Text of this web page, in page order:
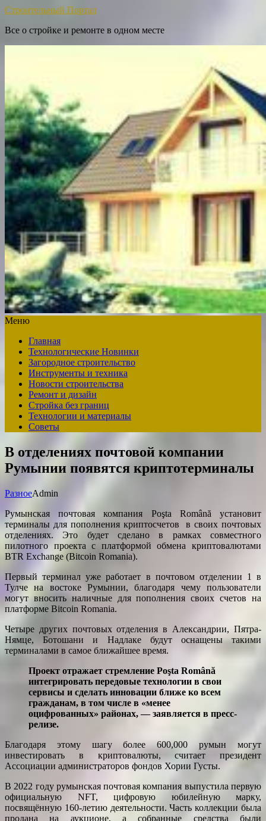
Строительный Портал
Все о стройке и ремонте в одном месте
Меню
Главная
Технологические Новинки
Загородное строительство
Инструменты и техника
Новости строительства
Ремонт и дизайн
Стройка без границ
Технологии и материалы
Советы
В отделениях почтовой компании
Румынии появятся криптотерминалы
РазноеAdmin
Румынская почтовая компания Poşta Română установит
терминалы для пополнения криптосчетов в своих почтовых
отделениях. Это будет сделано в рамках совместного
пилотного проекта с платформой обмена криптовалютами
BTR Exchange (Bitcoin Romania).
Первый терминал уже работает в почтовом отделении 1 в
Тулче на востоке Румынии, благодаря чему пользователи
могут вносить наличные для пополнения своих счетов на
платформе Bitcoin Romania.
Четыре других почтовых отделения в Александрии, Пятра-
Нямце, Ботошани и Надлаке будут оснащены такими
терминалами в самое ближайшее время.
Проект отражает стремление Poşta Română
интегрировать передовые технологии в свои
сервисы и сделать инновации ближе ко всем
гражданам, в том числе в «менее
оцифрованных» районах, — заявляется в пресс-
релизе.
Благодаря этому шагу более 600,000 румын могут
инвестировать в криптовалюты, считает президент
Ассоциации администраторов фондов Хории Густы.
В 2022 году румынская почтовая компания выпустила первую
официальную NFT, цифровую юбилейную марку,
посвящённую 160-летию деятельности. Часть коллекции была
продана на аукционе, а собранные средства были